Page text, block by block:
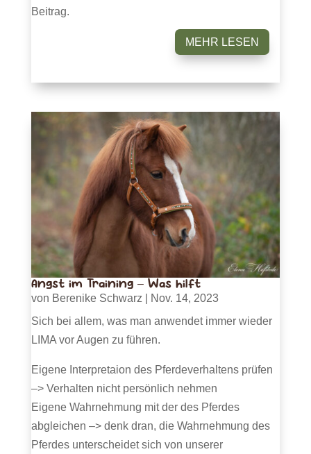
Beitrag.
MEHR LESEN
Angst im Training – Was hilft
von Berenike Schwarz
Nov. 14, 2023
Sich bei allem, was man anwendet immer wieder
LIMA vor Augen zu führen.
Eigene Interpretaion des Pferdeverhaltens prüfen
–> Verhalten nicht persönlich nehmen
Eigene Wahrnehmung mit der des Pferdes
abgleichen –> denk dran, die Wahrnehmung des
Pferdes unterscheidet sich von unserer